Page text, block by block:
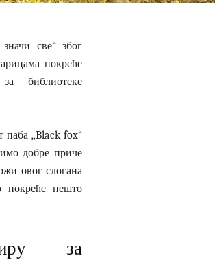
све“ због
покреће
библиотеке
„Black fox“
добре приче
овог слогана
покреће нешто
за